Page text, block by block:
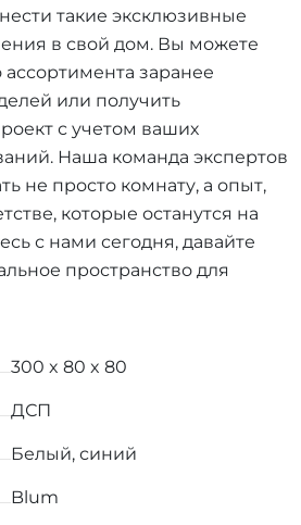
такие эксклюзивные
в свой дом. Вы можете
заранее
или получить
с учетом ваших
Наша команда экспертов
не просто комнату, а опыт,
которые останутся на
с нами сегодня, давайте
пространство для
300 x 80 x 80
ДСП
Белый, синий
Blum